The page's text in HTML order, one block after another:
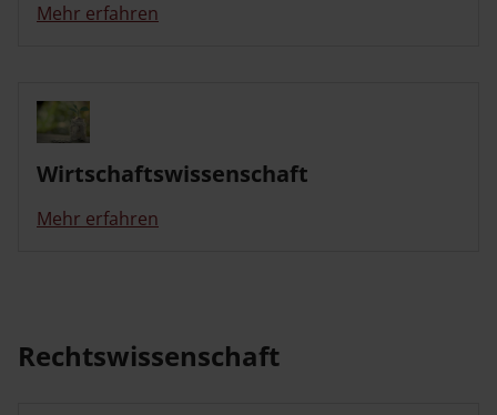
Mehr erfahren
Wirtschaftswissenschaft
Mehr erfahren
Rechtswissenschaft